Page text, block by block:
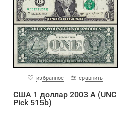
избранное сравнить
США 1 доллар 2003 A (UNC
Pick 515b)